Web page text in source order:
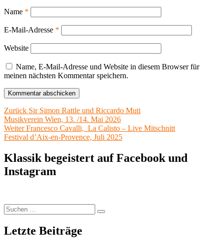
Name *
E-Mail-Adresse *
Website
Name, E-Mail-Adresse und Website in diesem Browser für
meinen nächsten Kommentar speichern.
Beitragsnavigation
Zurück Vorheriger
Beitrag:
Sir Simon Rattle und Riccardo Muti
Musikverein Wien, 13. /14. Mai 2026
Weiter Nächster
Beitrag:
Francesco Cavalli, La Calisto – Live Mitschnitt
Festival d’Aix-en-Provence, Juli 2025
Klassik begeistert auf Facebook und
Instagram
Suchen
nach:
Suchen
Letzte Beiträge